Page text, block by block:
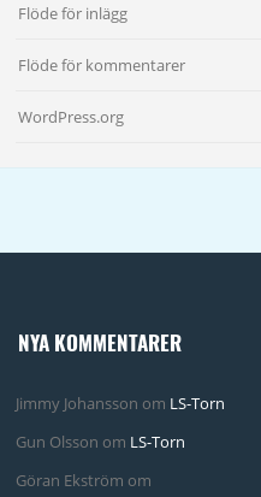
Flöde för inlägg
Flöde för kommentarer
WordPress.org
NYA KOMMENTARER
Jimmy Johansson om LS-Torn
Gun Olsson om LS-Torn
Göran Ekström om